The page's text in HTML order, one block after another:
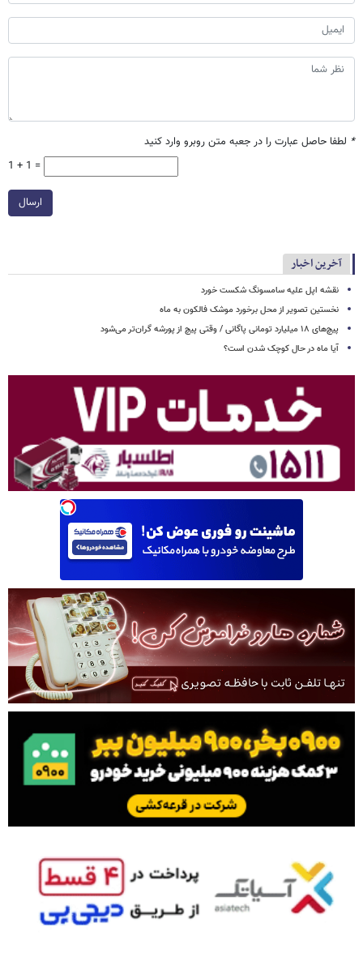
* لطفا حاصل عبارت را در جعبه متن روبرو وارد کنید
1 + 1 =
ارسال
آخرین اخبار
نقشه اپل علیه سامسونگ شکست خورد
نخستین تصویر از محل برخورد موشک فالکون به ماه
پیچ‌های ۱۸ میلیارد تومانی پاگانی / وقتی پیچ از پورشه گران‌تر می‌شود
آیا ماه در حال کوچک شدن است؟